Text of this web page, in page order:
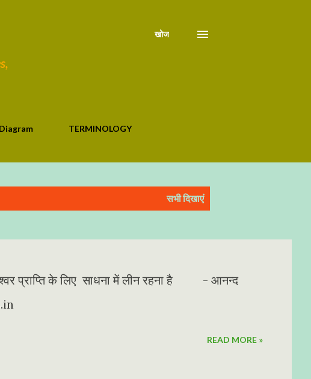
खोज
TERMINOLOGY
सभी दिखाएं
ईश्वर प्राप्ति के लिए साधना में लीन रहना है - आनन्द
READ MORE »